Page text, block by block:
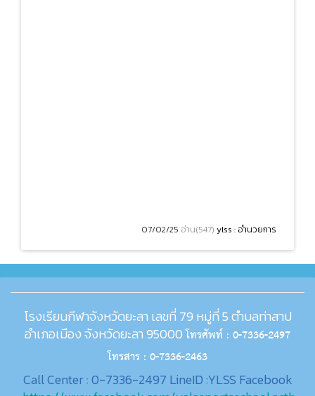
07/02/25 อ่าน(547) ylss : อำนวยการ
โรงเรียนกีฬาจังหวัดยะลา เลขที่ 79 หมู่ที่ 5 ตำบลท่าสาป
อำเภอเมือง จังหวัดยะลา 95000โทรศัพท์ : 0-7336-2497
โทรสาร : 0-7336-2463
Call Center : 0-7336-2497 LineID :YLSS Facebook